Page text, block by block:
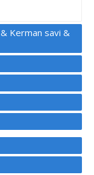
Kerman savi &